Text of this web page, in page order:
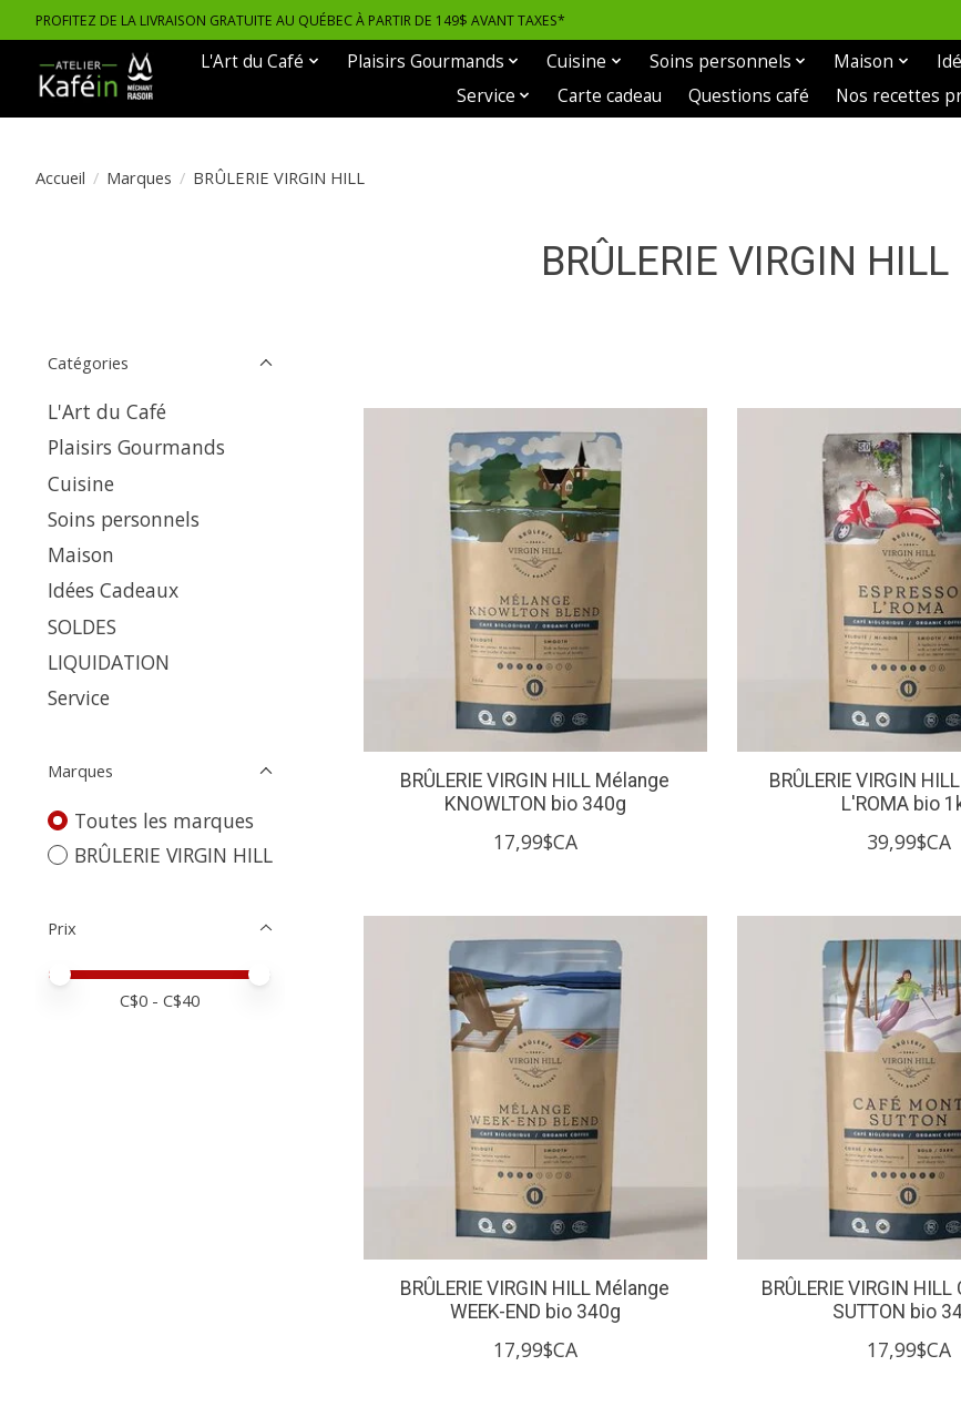
PROFITEZ DE LA LIVRAISON GRATUITE AU QUÉBEC À PARTIR DE 149$ AVANT TAXES*
L'Art du Café Plaisirs Gourmands Cuisine Soins personnels Maison
Service
Carte cadeau Questions café Nos recettes
Accueil / Marques / BRÛLERIE VIRGIN HILL
BRÛLERIE VIRGIN HILL
Catégories
L'Art du Café
Plaisirs Gourmands
Cuisine
Soins personnels
Maison
Idées Cadeaux
SOLDES
LIQUIDATION
Service
Marques
Toutes les marques
BRÛLERIE VIRGIN HILL
Prix
Prix minimum
Price maximum value
C$0 - C$40
BRÛLERIE VIRGIN HILL Mélange
KNOWLTON bio 340g
17,99$CA
BRÛLERIE VIRGIN
L'ROMA bio
39,99$CA
BRÛLERIE VIRGIN HILL Mélange
WEEK-END bio 340g
17,99$CA
BRÛLERIE VIRGIN
SUTTON bio
17,99$CA